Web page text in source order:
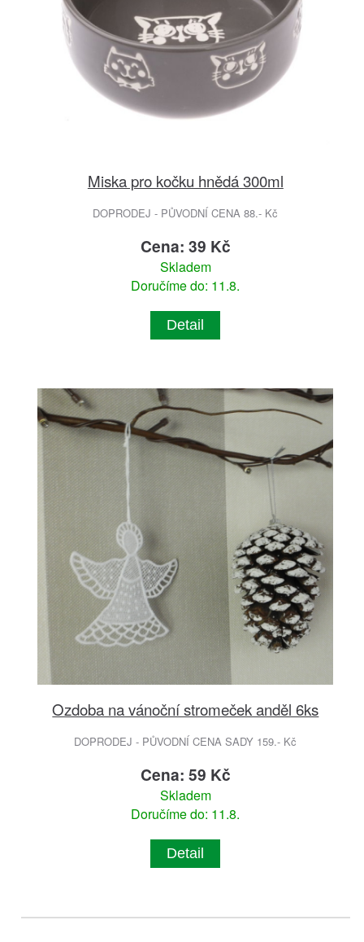
Miska pro kočku hnědá 300ml
DOPRODEJ - PŮVODNÍ CENA 88.- Kč
Cena: 39 Kč
Skladem
Doručíme do: 11.8.
Detail
Ozdoba na vánoční stromeček anděl 6ks
DOPRODEJ - PŮVODNÍ CENA SADY 159.- Kč
Cena: 59 Kč
Skladem
Doručíme do: 11.8.
Detail